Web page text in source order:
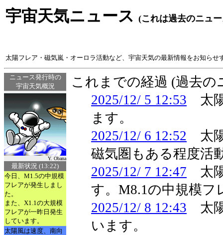
宇宙天気ニュース (これは過去のニュ
太陽フレア・磁気嵐・オーロラ活動など、宇宙天気の最新情報をお知らせ
ニュース発行時の
宇宙天気概況
Y. Obana
最新状況 (13:22)
今日、M1.5の中規模
フレアが発生しまし
た。
また、X1.1の大規模
フレアが一昨日発生
しています。
太陽風は速度、南向
これまでの経過 (過去
2025/12/ 5 12:53 太
ます。
2025/12/ 6 12:52 太
磁気圏もある程度活
2025/12/ 7 12:47 太
す。M8.1の中規模フ
2025/12/ 8 12:43 太
います。